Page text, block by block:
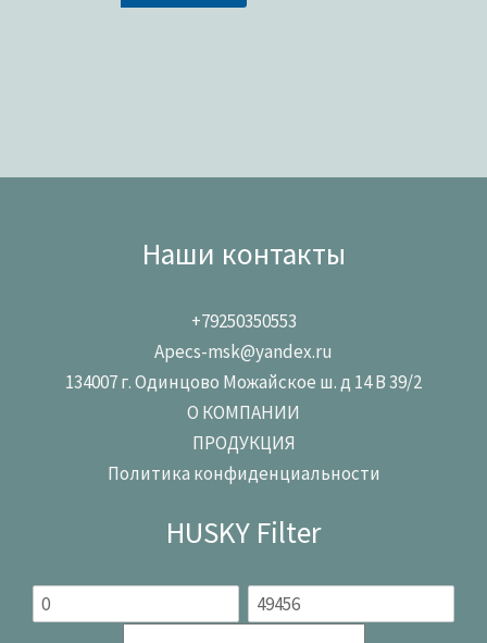
Наши контакты
+79250350553
Apecs-msk@yandex.ru
134007 г. Одинцово Можайское ш. д 14 В 39/2
О КОМПАНИИ
ПРОДУКЦИЯ
Политика конфиденциальности
HUSKY Filter